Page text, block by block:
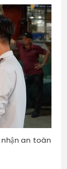
an toàn